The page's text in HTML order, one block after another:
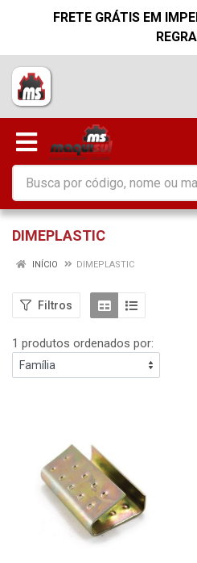
FRETE GRÁTIS EM
DIMEPLASTIC
INÍCIO DIMEPLASTIC
Filtros
1 produtos ordenados por: